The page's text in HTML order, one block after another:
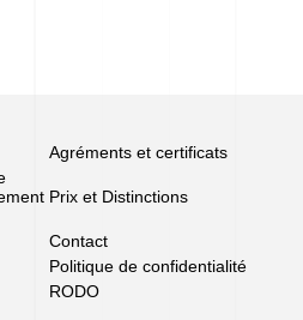
Agréments et certificats
Prix et Distinctions
Contact
Politique de confidentialité
RODO